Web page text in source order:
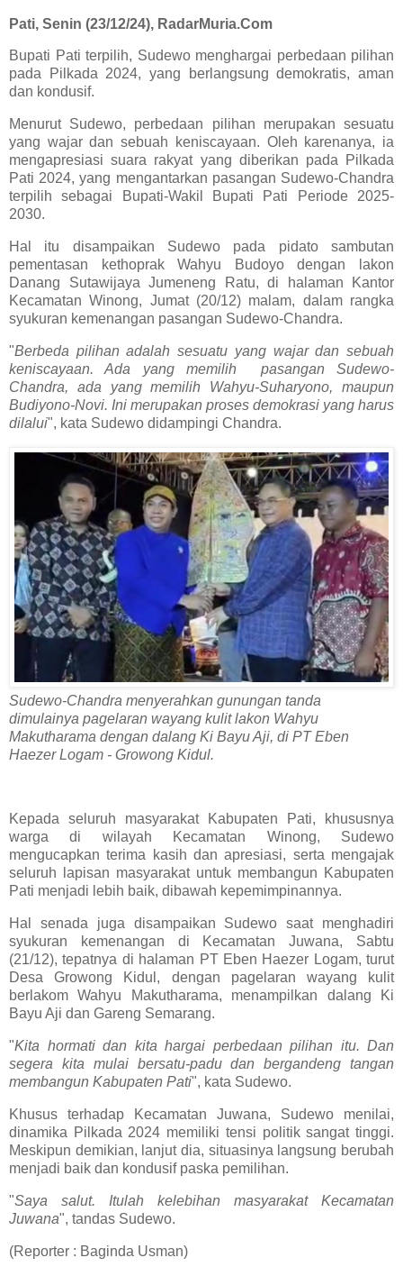
Pati, Senin (23/12/24), RadarMuria.Com
Bupati Pati terpilih, Sudewo menghargai perbedaan pilihan
pada Pilkada 2024, yang berlangsung demokratis, aman
dan kondusif.
Menurut Sudewo, perbedaan pilihan merupakan sesuatu
yang wajar dan sebuah keniscayaan. Oleh karenanya, ia
mengapresiasi suara rakyat yang diberikan pada Pilkada
Pati 2024, yang mengantarkan pasangan Sudewo-Chandra
terpilih sebagai Bupati-Wakil Bupati Pati Periode 2025-
2030.
Hal itu disampaikan Sudewo pada pidato sambutan
pementasan kethoprak Wahyu Budoyo dengan lakon
Danang Sutawijaya Jumeneng Ratu, di halaman Kantor
Kecamatan Winong, Jumat (20/12) malam, dalam rangka
syukuran kemenangan pasangan Sudewo-Chandra.
"Berbeda pilihan adalah sesuatu yang wajar dan sebuah
keniscayaan. Ada yang memilih pasangan Sudewo-
Chandra, ada yang memilih Wahyu-Suharyono, maupun
Budiyono-Novi. Ini merupakan proses demokrasi yang harus
dilalui", kata Sudewo didampingi Chandra.
Sudewo-Chandra menyerahkan gunungan tanda
dimulainya pagelaran wayang kulit lakon Wahyu
Makutharama dengan dalang Ki Bayu Aji, di PT Eben
Haezer Logam - Growong Kidul.
Kepada seluruh masyarakat Kabupaten Pati, khususnya
warga di wilayah Kecamatan Winong, Sudewo
mengucapkan terima kasih dan apresiasi, serta mengajak
seluruh lapisan masyarakat untuk membangun Kabupaten
Pati menjadi lebih baik, dibawah kepemimpinannya.
Hal senada juga disampaikan Sudewo saat menghadiri
syukuran kemenangan di Kecamatan Juwana, Sabtu
(21/12), tepatnya di halaman PT Eben Haezer Logam, turut
Desa Growong Kidul, dengan pagelaran wayang kulit
berlakom Wahyu Makutharama, menampilkan dalang Ki
Bayu Aji dan Gareng Semarang.
"Kita hormati dan kita hargai perbedaan pilihan itu. Dan
segera kita mulai bersatu-padu dan bergandeng tangan
membangun Kabupaten Pati", kata Sudewo.
Khusus terhadap Kecamatan Juwana, Sudewo menilai,
dinamika Pilkada 2024 memiliki tensi politik sangat tinggi.
Meskipun demikian, lanjut dia, situasinya langsung berubah
menjadi baik dan kondusif paska pemilihan.
"Saya salut. Itulah kelebihan masyarakat Kecamatan
Juwana", tandas Sudewo.
(Reporter : Baginda Usman)